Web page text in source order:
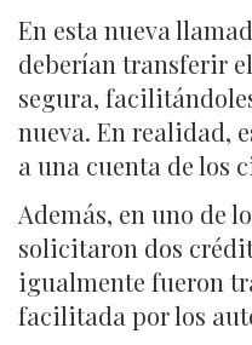
En esta nueva
deberían transferir
segura,
nueva. En realidad,
a una cuenta de los
Además, en uno de
solicitaron dos
igualmente fueron
facilitada por los